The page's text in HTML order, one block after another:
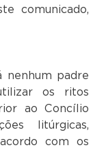
comunicado,
nenhum padre
os ritos
ao Concílio
litúrgicas,
com os